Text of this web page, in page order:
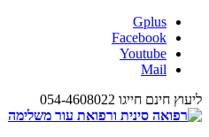
Gplus
Facebook
Youtube
Mail
ליעוץ חינם חייגו 054-4608022